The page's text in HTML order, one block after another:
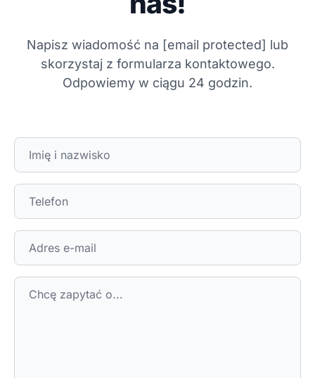
Napisz wiadomość na [email protected] lub
skorzystaj z formularza kontaktowego.
Odpowiemy w ciągu 24 godzin.